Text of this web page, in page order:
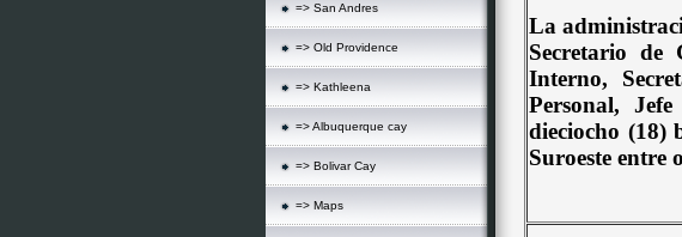
=> San Andres
=> Old Providence
=> Kathleena
=> Albuquerque cay
=> Bolivar Cay
=> Maps
La
Secretario de
Interno,
Personal,
dieciocho (18)
Suroeste entre